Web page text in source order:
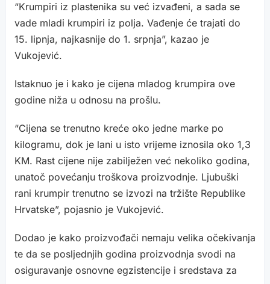
“Krumpiri iz plastenika su već izvađeni, a sada se
vade mladi krumpiri iz polja. Vađenje će trajati do
15. lipnja, najkasnije do 1. srpnja”, kazao je
Vukojević.
Istaknuo je i kako je cijena mladog krumpira ove
godine niža u odnosu na prošlu.
“Cijena se trenutno kreće oko jedne marke po
kilogramu, dok je lani u isto vrijeme iznosila oko 1,3
KM. Rast cijene nije zabilježen već nekoliko godina,
unatoč povećanju troškova proizvodnje. Ljubuški
rani krumpir trenutno se izvozi na tržište Republike
Hrvatske”, pojasnio je Vukojević.
Dodao je kako proizvođači nemaju velika očekivanja
te da se posljednjih godina proizvodnja svodi na
osiguravanje osnovne egzistencije i sredstava za